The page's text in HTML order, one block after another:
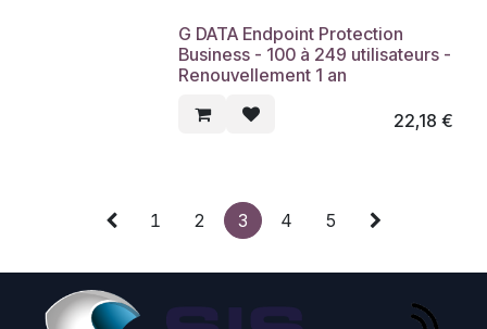
G DATA Endpoint Protection
Business - 100 à 249 utilisateurs -
Renouvellement 1 an
22,18 €
1 2 3 4 5